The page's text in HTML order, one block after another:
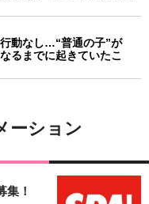
動なし…“普通の子”が
るまでに起きていたこ
ーション
！